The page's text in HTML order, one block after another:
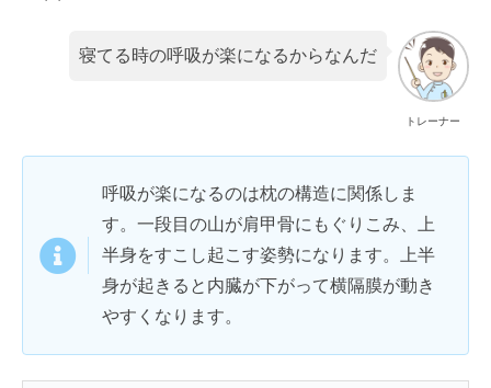
トレーナー
寝てる時の呼吸が楽になるからなんだ
呼吸が楽になるのは枕の構造に関係しま
す。一段目の山が肩甲骨にもぐりこみ、上
半身をすこし起こす姿勢になります。上半
身が起きると内臓が下がって横隔膜が動き
やすくなります。